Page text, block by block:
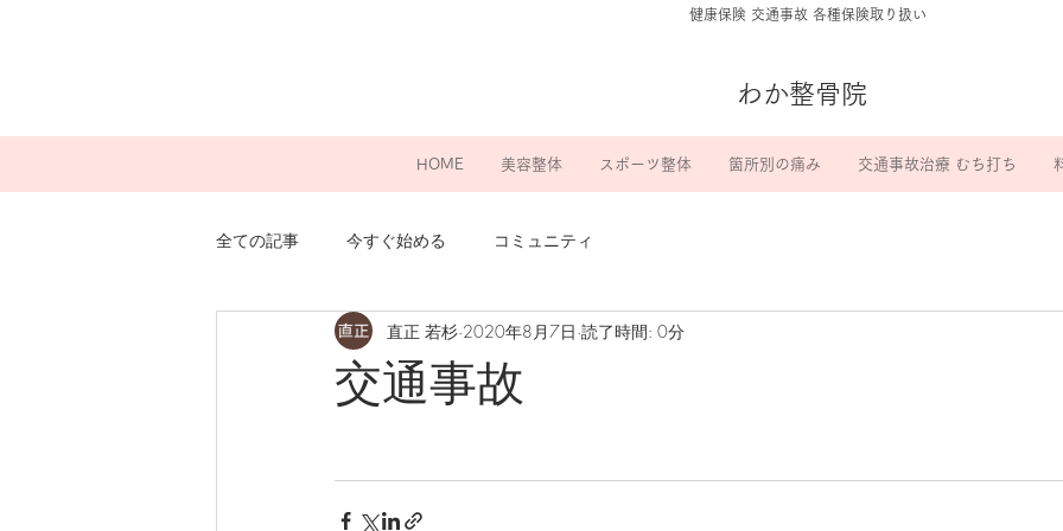
​健康保険 交通事故 各種保険取り扱い
わか整骨院
HOME 美容整体 スポーツ整体 箇所別の痛み 交通事故治療 むち打ち
全ての記事 今すぐ始める コミュニティ
交通事故
直正 若杉 2020年8月7日 読了時間: 0分